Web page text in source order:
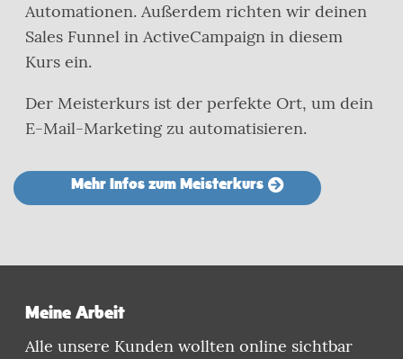
Automationen. Außerdem richten wir deinen
Sales Funnel in ActiveCampaign in diesem
Kurs ein.
Der Meisterkurs ist der perfekte Ort, um dein
E-Mail-Marketing zu automatisieren.
Mehr Infos zum Meisterkurs
Meine Arbeit
Alle unsere Kunden wollten online sichtbar